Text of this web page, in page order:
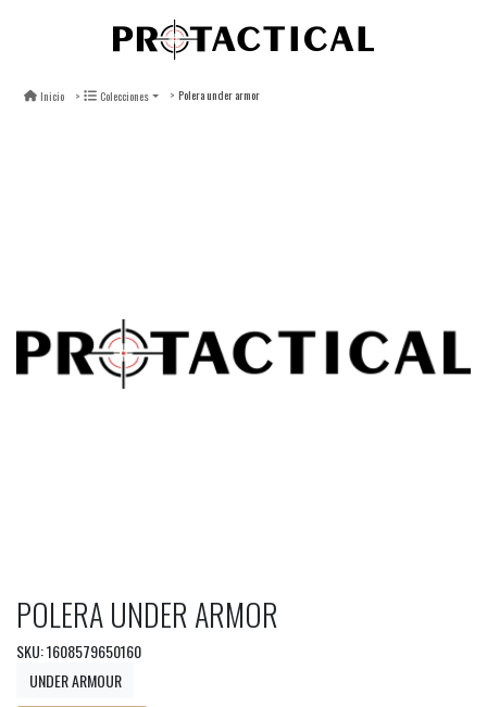
Inicio Colecciones Polera under armor
POLERA UNDER ARMOR
SKU: 1608579650160
UNDER ARMOUR